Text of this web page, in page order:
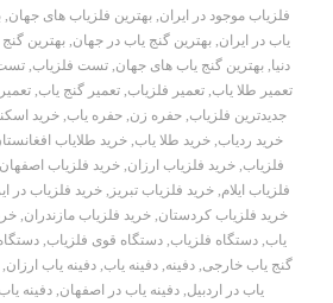
فلزیاب موجود در ایران, بهترین فلزیاب های جهان,
یاب در ایران, بهترین گنج یاب در جهان, بهترین گنج
دنیا, بهترین گنج یاب های جهان, تست فلزیاب,
تعمیر طلا یاب,تعمیر فلزیاب,تعمیر گنج یاب,
جدیدترین فلزیاب, حفره زن, حفره یاب, خرید
خرید ردیاب, خرید طلا یاب, خرید طلایاب
فلزیاب, خرید فلزیاب ارزان, خرید فلزیاب اصفهان
فلزیاب ایلام,خرید فلزیاب تبریز ,خرید فلزیاب در
خرید فلزیاب کردستان,خرید فلزیاب مازندران,
یاب,دستگاه فلزیاب,دستگاه قوی فلزیاب,
گنج یاب خارجی, دفینه, دفینه یاب, دفینه یاب ارزان,
یاب در اردبیل, دفینه یاب در اصفهان, دفینه